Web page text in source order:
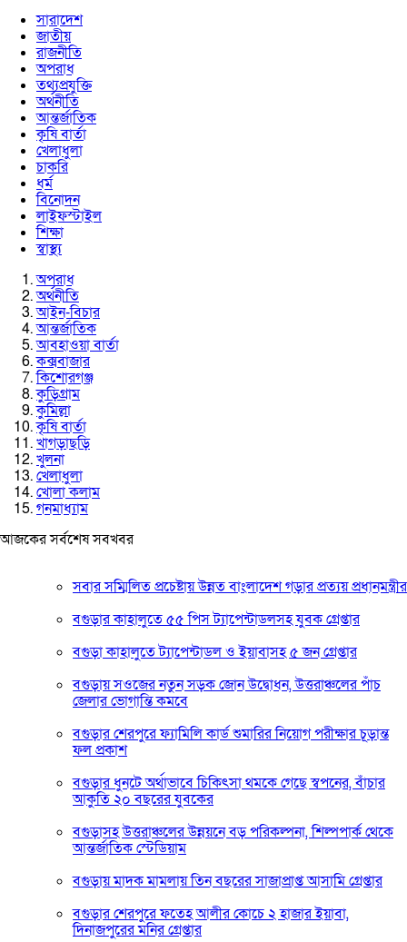
সারাদেশ
জাতীয়
রাজনীতি
অপরাধ
তথ্যপ্রযুক্তি
অর্থনীতি
আন্তর্জাতিক
কৃষি বার্তা
খেলাধুলা
চাকরি
ধর্ম
বিনোদন
লাইফস্টাইল
শিক্ষা
স্বাস্থ্য
অপরাধ
অর্থনীতি
আইন-বিচার
আন্তর্জাতিক
আবহাওয়া বার্তা
কক্সবাজার
কিশোরগঞ্জ
কুড়িগ্রাম
কুমিল্লা
কৃষি বার্তা
খাগড়াছড়ি
খুলনা
খেলাধুলা
খোলা কলাম
গনমাধ্যাম
আজকের সর্বশেষ সবখবর
সবার সম্মিলিত প্রচেষ্টায় উন্নত বাংলাদেশ গড়ার প্রত্যয় প্রধানমন্ত্রীর
বগুড়ার কাহালুতে ৫৫ পিস ট্যাপেন্টাডলসহ যুবক গ্রেপ্তার
বগুড়া কাহালুতে ট্যাপেন্টাডল ও ইয়াবাসহ ৫ জন গ্রেপ্তার
বগুড়ায় সওজের নতুন সড়ক জোন উদ্বোধন, উত্তরাঞ্চলের পাঁচ
জেলার ভোগান্তি কমবে
বগুড়ার শেরপুরে ফ্যামিলি কার্ড শুমারির নিয়োগ পরীক্ষার চূড়ান্ত
ফল প্রকাশ
বগুড়ার ধুনটে অর্থাভাবে চিকিৎসা থমকে গেছে স্বপনের, বাঁচার
আকুতি ২০ বছরের যুবকের
বগুড়াসহ উত্তরাঞ্চলের উন্নয়নে বড় পরিকল্পনা, শিল্পপার্ক থেকে
আন্তর্জাতিক স্টেডিয়াম
বগুড়ায় মাদক মামলায় তিন বছরের সাজাপ্রাপ্ত আসামি গ্রেপ্তার
বগুড়ার শেরপুরে ফতেহ আলীর কোচে ২ হাজার ইয়াবা,
দিনাজপুরের মনির গ্রেপ্তার